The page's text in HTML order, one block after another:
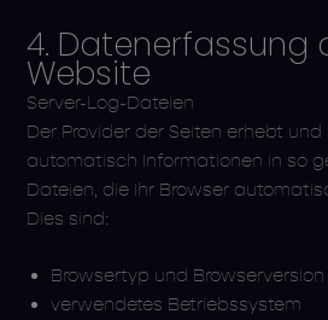
4. Datenerfassung
Website
Server-Log-Dateien
Der Provider der Seiten erhebt
automatisch Informationen in so
Dateien, die Ihr Browser
Dies sind:
Browsertyp und Browserversion
verwendetes Betriebssystem